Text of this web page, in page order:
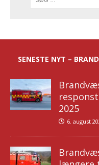
SENESTE NYT –
2025
6. august